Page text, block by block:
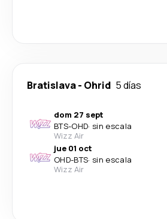
Bratislava- Ohrid 5 días
dom 27 sept
BTS-OHD· sin escala
Wizz Air
jue 01 oct
OHD-BTS· sin escala
Wizz Air